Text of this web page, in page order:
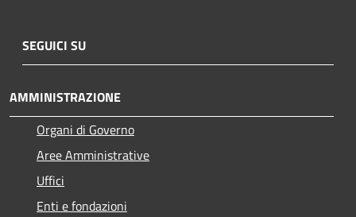
SEGUICI SU
AMMINISTRAZIONE
Organi di Governo
Aree Amministrative
Uffici
Enti e fondazioni